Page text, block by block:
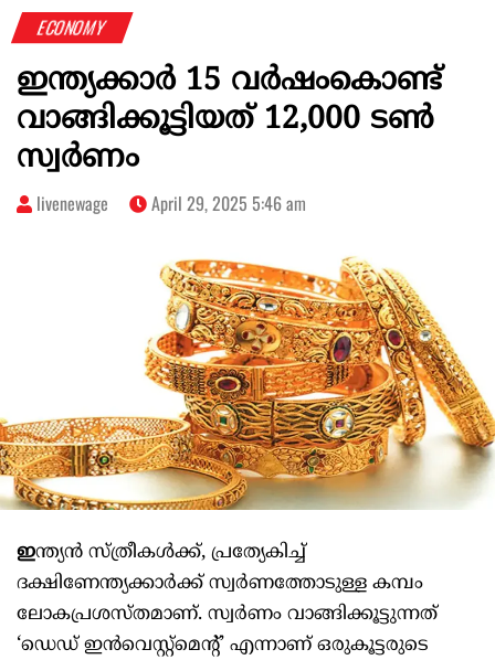
ECONOMY
ഇന്ത്യക്കാർ 15 വർഷംകൊണ്ട്
വാങ്ങിക്കൂട്ടിയത് 12,000 ടൺ
സ്വർണം
livenewage April 29, 2025 5:46 am
ഇന്ത്യൻ സ്ത്രീകള്‍ക്ക്, പ്രത്യേകിച്ച്‌
ദക്ഷിണേന്ത്യക്കാർക്ക് സ്വർണത്തോടുള്ള കമ്പം
ലോകപ്രശസ്തമാണ്. സ്വർണം വാങ്ങിക്കൂട്ടുന്നത്
‘ഡെഡ് ഇൻവെസ്റ്റ്മെന്റ്’ എന്നാണ് ഒരുകൂട്ടരുടെ